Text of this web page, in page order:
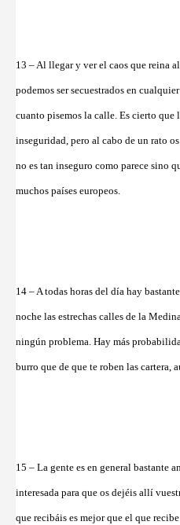
13 – Al llegar y ver el caos que reina
podemos ser secuestrados en
cuanto pisemos la calle. Es cierto que
inseguridad, pero al cabo de un rato
no es tan inseguro como parece sino
muchos países europeos.
14 – A todas horas del día hay
noche las estrechas calles de la
ningún problema. Hay más
burro que de que te roben las cartera,
15 – La gente es en general bastante
interesada para que os dejéis allí
que recibáis es mejor que el que